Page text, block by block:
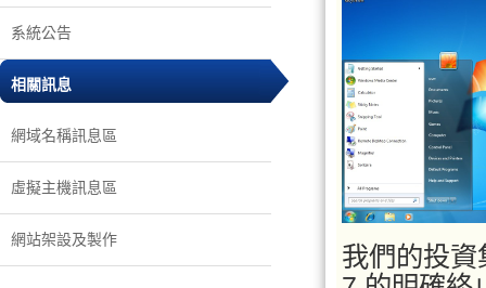
系統公告
相關訊息
網域名稱訊息區
虛擬主機訊息區
網站架設及製作
我們的投